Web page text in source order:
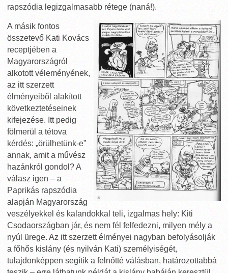
rapszódia legizgalmasabb rétege (naná!).
A másik fontos
összetevő Kati Kovács
receptjében a
Magyarországról
alkotott véleményének,
az itt szerzett
élményeiből alakított
következtetéseinek
kifejezése. Itt pedig
fölmerül a tétova
kérdés: „örülhetünk-e”
annak, amit a művész
hazánkról gondol? A
válasz igen – a
Paprikás rapszódia
alapján Magyarország
veszélyekkel és kalandokkal teli, izgalmas hely: Kiti
Csodaországban jár, és nem fél felfedezni, milyen mély a
nyúl ürege. Az itt szerzett élményei nagyban befolyásolják
a főhős kislány (és nyilván Kati) személyiségét,
tulajdonképpen segítik a felnőtté válásban, határozottabbá